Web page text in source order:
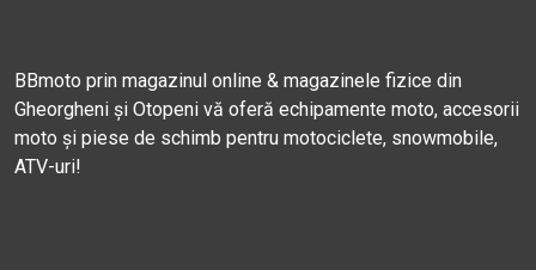
BBmoto prin magazinul online & magazinele fizice din
Gheorgheni și Otopeni vă oferă echipamente moto, accesorii
moto și piese de schimb pentru motociclete, snowmobile,
ATV-uri!